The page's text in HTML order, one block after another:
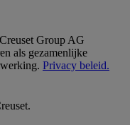
Group AG
als gezamenlijke
Privacy beleid.